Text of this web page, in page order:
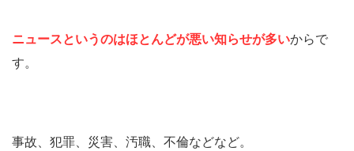
ニュースというのはほとんどが悪い知らせが多いからで
す。
事故、犯罪、災害、汚職、不倫などなど。